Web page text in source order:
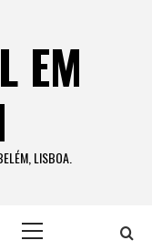
EM
LISBOA.